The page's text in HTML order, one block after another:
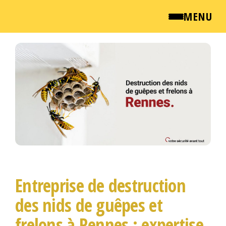
MENU
QUI SOMMES NOUS ?
NEWSROOM
Passer
Entreprise de destruction
des nids de guêpes et